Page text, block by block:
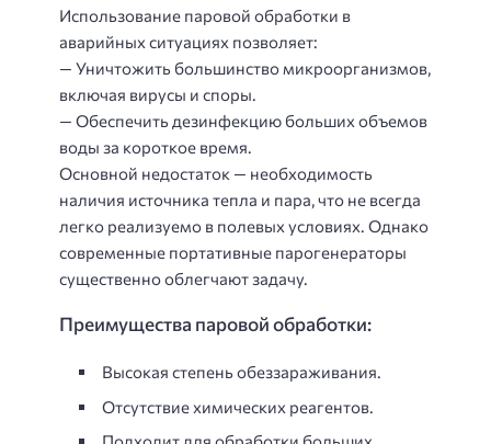
Использование паровой обработки в
аварийных ситуациях позволяет:
— Уничтожить большинство микроорганизмов,
включая вирусы и споры.
— Обеспечить дезинфекцию больших объемов
воды за короткое время.
Основной недостаток — необходимость
наличия источника тепла и пара, что не всегда
легко реализуемо в полевых условиях. Однако
современные портативные парогенераторы
существенно облегчают задачу.
Преимущества паровой обработки:
Высокая степень обеззараживания.
Отсутствие химических реагентов.